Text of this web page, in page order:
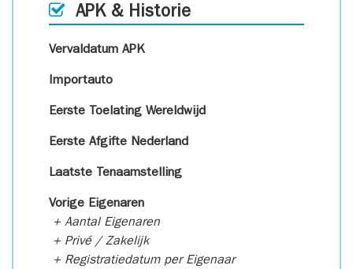
APK & Historie
Vervaldatum APK
Importauto
Eerste Toelating Wereldwijd
Eerste Afgifte Nederland
Laatste Tenaamstelling
Vorige Eigenaren
+ Aantal Eigenaren
+ Privé / Zakelijk
+ Registratiedatum per Eigenaar